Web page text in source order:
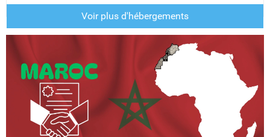
Voir plus d'hébergements